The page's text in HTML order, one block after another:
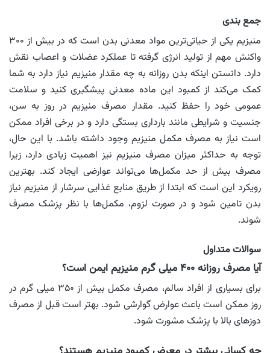
جمع بندی
منیزیم یکی از حیاتی‌ترین مواد معدنی بدن است که در بیش از ۳۰۰
واکنش مهم از تولید انرژی گرفته تا عملکرد عضلات و اعصاب نقش
دارد. دانستن اینکه بدن روزانه به چه مقدار منیزیم نیاز دارد به شما
کمک می‌کند از کمبود این ماده معدنی پیشگیری کنید و سلامت
عمومی خود را حفظ کنید. مقدار مصرف منیزیم در روز به سن،
جنسیت و شرایطی مانند بارداری بستگی دارد و در برخی افراد ممکن
است نیاز به مصرف مکمل منیزیم وجود داشته باشد. با این حال،
توجه به حداکثر میزان مصرف منیزیم نیز اهمیت زیادی دارد، زیرا
مصرف بیش از حد مکمل‌ها می‌تواند عوارضی ایجاد کند. بهترین
رویکرد این است که ابتدا از طریق منابع غذایی سرشار از منیزیم نیاز
بدن تامین شود و در صورت لزوم، مکمل‌ها با نظر پزشک مصرف
شوند.
سوالات متداول
آیا مصرف روزانه ۴۰۰ میلی گرم منیزیم ایمن است؟
برای بسیاری از افراد سالم، مصرف مکمل بیش از ۳۵۰ میلی گرم در
روز ممکن است باعث عوارض گوارشی شود. بهتر است قبل از مصرف
دوزهای بالا با پزشک مشورت شود.